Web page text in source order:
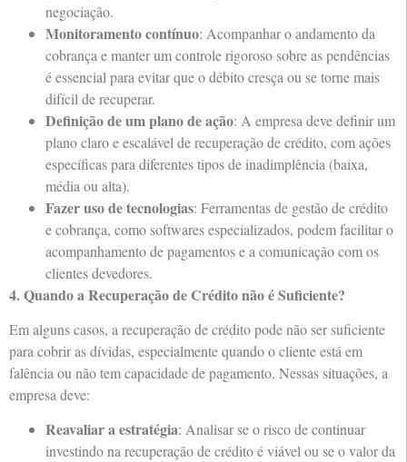
negociação.
Monitoramento contínuo: Acompanhar o andamento da
cobrança e manter um controle rigoroso sobre as pendências
é essencial para evitar que o débito cresça ou se torne mais
difícil de recuperar.
Definição de um plano de ação: A empresa deve definir um
plano claro e escalável de recuperação de crédito, com ações
específicas para diferentes tipos de inadimplência (baixa,
média ou alta).
Fazer uso de tecnologias: Ferramentas de gestão de crédito
e cobrança, como softwares especializados, podem facilitar o
acompanhamento de pagamentos e a comunicação com os
clientes devedores.
4. Quando a Recuperação de Crédito não é Suficiente?
Em alguns casos, a recuperação de crédito pode não ser suficiente
para cobrir as dívidas, especialmente quando o cliente está em
falência ou não tem capacidade de pagamento. Nessas situações, a
empresa deve:
Reavaliar a estratégia: Analisar se o risco de continuar
investindo na recuperação de crédito é viável ou se o valor da